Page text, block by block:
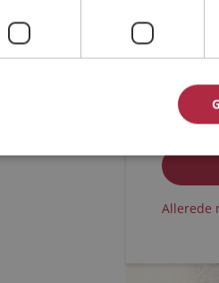
Jeg
Jeg
Allerede